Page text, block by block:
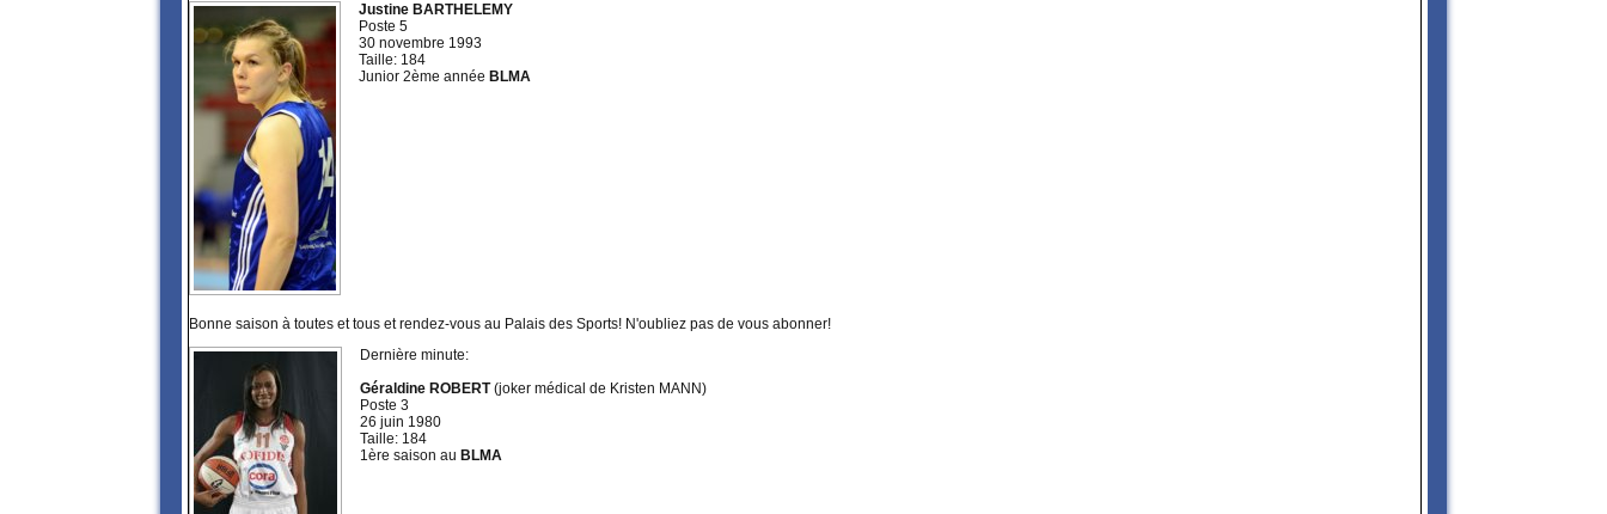
Justine BARTHELEMY
Poste 5
30 novembre 1993
Taille: 184
Junior 2ème année BLMA
Bonne saison à toutes et tous et rendez-vous au Palais des Sports! N'oubliez pas de vous abonner!
Dernière minute:
Géraldine ROBERT(joker médical de Kristen MANN)
Poste 3
26 juin 1980
Taille: 184
1ère saison au BLMA